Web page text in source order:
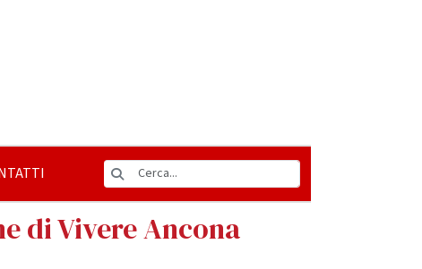
di Vivere Ancona